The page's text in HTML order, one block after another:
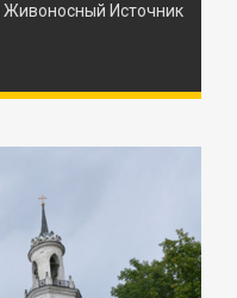
Источник